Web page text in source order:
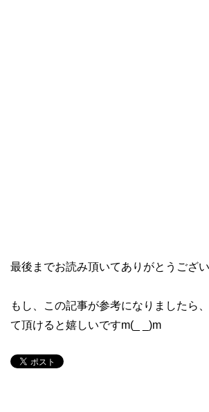
最後までお読み頂いてありがとうござい
もし、この記事が参考になりましたら
て頂けると嬉しいですm(_ _)m